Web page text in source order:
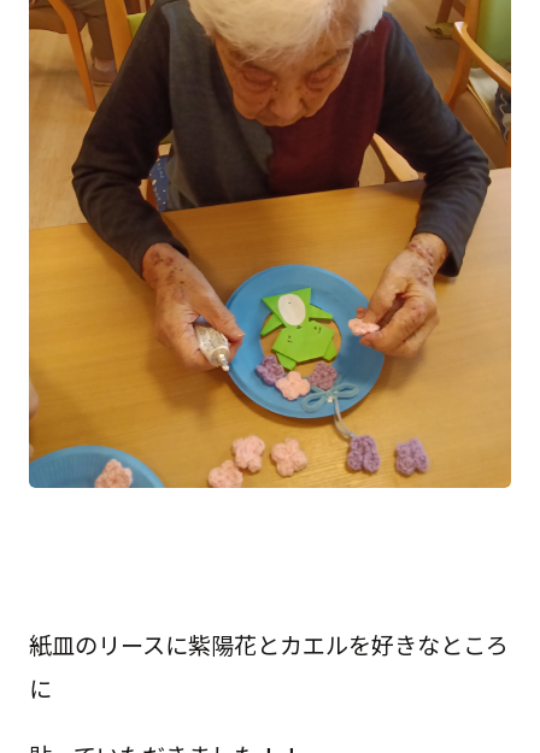
紙皿のリースに紫陽花とカエルを好きなところ
に